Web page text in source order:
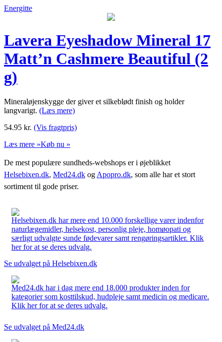
Energitte
Lavera Eyeshadow Mineral 17
Matt’n Cashmere Beautiful (2
g)
Mineraløjenskygge der giver et silkeblødt finish og holder
langvarigt. (Læs mere)
54.95 kr. (Vis fragtpris)
Læs mere »Køb nu »
De mest populære sundheds-webshops er i øjeblikket
Helsebixen.dk, Med24.dk og Apopro.dk, som alle har et stort
sortiment til gode priser.
Helsebixen.dk har mere end 10.000 forskellige varer indenfor
naturlægemidler, helsekost, personlig pleje, homøopati og
særligt udvalgte sunde fødevarer samt rengøringsartikler. Klik
her for at se deres udvalg.
Se udvalget på Helsebixen.dk
Med24.dk har i dag mere end 18.000 produkter inden for
kategorier som kosttilskud, hudpleje samt medicin og medicare.
Klik her for at se deres udvalg.
Se udvalget på Med24.dk